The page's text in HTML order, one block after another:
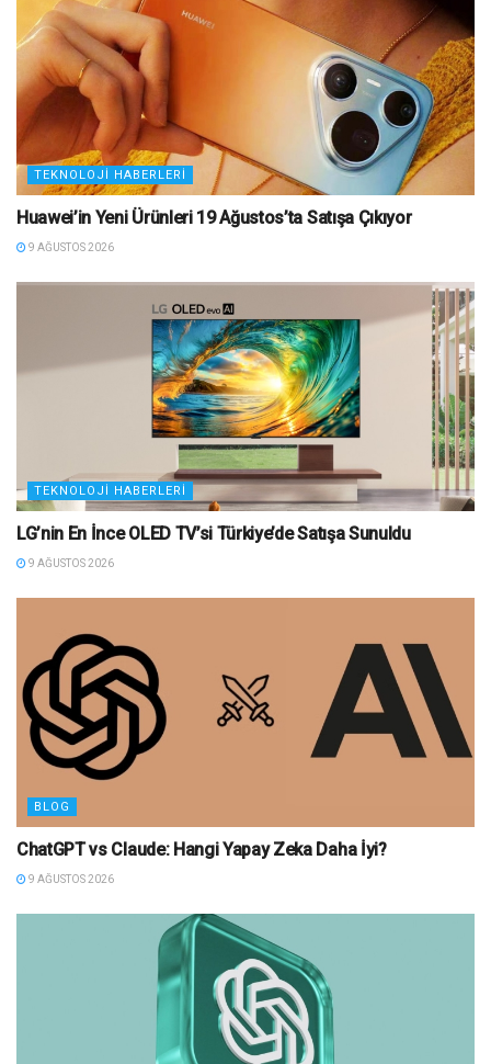
TEKNOLOJI HABERLERI
Huawei’in Yeni Ürünleri 19 Ağustos’ta Satışa Çıkıyor
9 AĞUSTOS 2026
TEKNOLOJI HABERLERI
LG’nin En İnce OLED TV’si Türkiye’de Satışa Sunuldu
9 AĞUSTOS 2026
BLOG
ChatGPT vs Claude: Hangi Yapay Zeka Daha İyi?
9 AĞUSTOS 2026